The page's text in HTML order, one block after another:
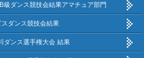
級ダンス競技会結果アマチュア部門
ダンス競技会結果
ダンス選手権大会 結果